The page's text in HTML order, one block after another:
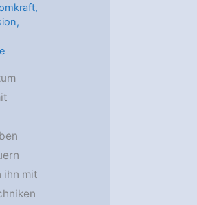
,
,
ihn mit